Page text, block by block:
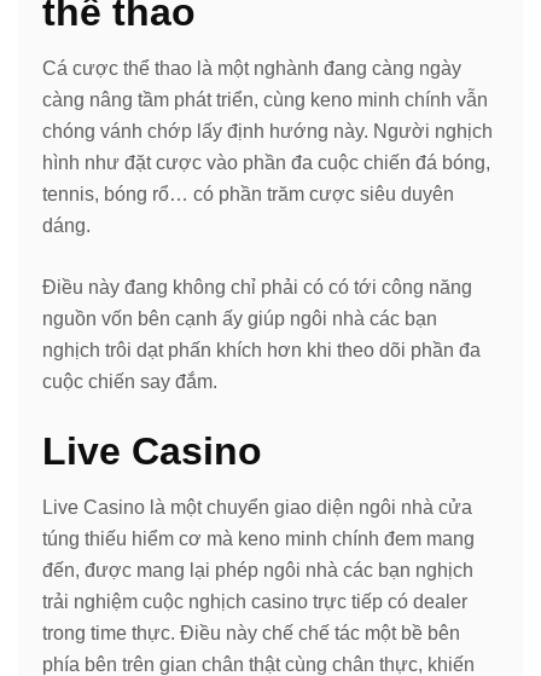
thể thao
Cá cược thể thao là một nghành đang càng ngày
càng nâng tầm phát triển, cùng keno minh chính vẫn
chóng vánh chớp lấy định hướng này. Người nghịch
hình như đặt cược vào phần đa cuộc chiến đá bóng,
tennis, bóng rổ… có phần trăm cược siêu duyên
dáng.
Điều này đang không chỉ phải có có tới công năng
nguồn vốn bên cạnh ấy giúp ngôi nhà các bạn
nghịch trôi dạt phấn khích hơn khi theo dõi phần đa
cuộc chiến say đắm.
Live Casino
Live Casino là một chuyển giao diện ngôi nhà cửa
túng thiếu hiểm cơ mà keno minh chính đem mang
đến, được mang lại phép ngôi nhà các bạn nghịch
trải nghiệm cuộc nghịch casino trực tiếp có dealer
trong time thực. Điều này chế chế tác một bề bên
phía bên trên gian chân thật cùng chân thực, khiến